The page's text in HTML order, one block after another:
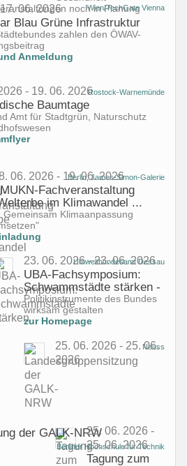
noch in Planung
06. 2026
Blau Grüne Infrastruktur
zahlen den ÖWAV-
Anmeldung
Wien/TechGate Vienna
- 19. 06. 2026
Baumtage
Amt für Stadtgrün, Naturschutz
Rostock-Warnemünde
06. 2026 - 19. 06. 2026
Fachveranstaltung
im Klimawandel ...
Gemeinsam Klimaanpassung
Berlin, James-Simon-Galerie
23. 06. 2026 - 23. 06. 2026
UBA-Fachsymposium:
Schwammstädte stärken -
Politikinstrumente des Bundes
wirksam gestalten
zur Homepage
Umweltbundesamt Dessau
25. 06. 2026 - 25. 06.
2026
der GALK-NRW
Neuss
25. 06. 2026 -
25. 06. 2026
Tagung zum
Berliner Hochschule für Technik